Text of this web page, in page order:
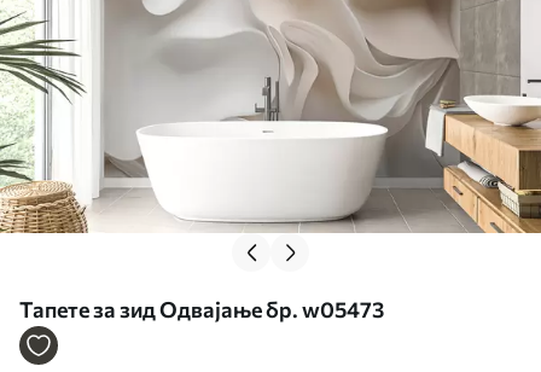
Тапете за зид Одвајање бр. w05473